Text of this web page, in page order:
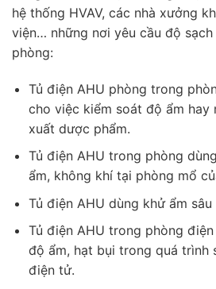
hệ thống HVAV, các nhà xưởng
viện… những nơi yêu cầu độ
phòng:
Tủ điện AHU phòng trong
cho việc kiểm soát độ ẩm hay
xuất dược phẩm.
Tủ điện AHU trong phòng
ẩm, không khí tại phòng mổ
Tủ điện AHU dùng khử ẩm sâu
Tủ điện AHU trong phòng
độ ẩm, hạt bụi trong quá trình
điện tử.